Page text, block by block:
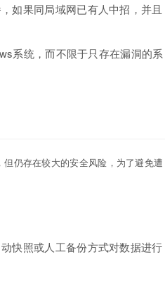
如果同局域网已有人中招，并且
系统，而不限于只存在漏洞的系
仍存在较大的安全风险，为了避免遭
快照或人工备份方式对数据进行